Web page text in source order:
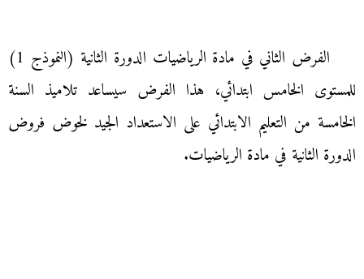
الفرض الثاني في مادة الرياضيات الدورة الثانية (النموذج 1)
للمستوى الخامس ابتدائي، هذا الفرض سيساعد تلاميذ السنة
الخامسة من التعليم الابتدائي على الاستعداد الجيد لخوض فروض
الدورة الثانية في مادة الرياضيات.